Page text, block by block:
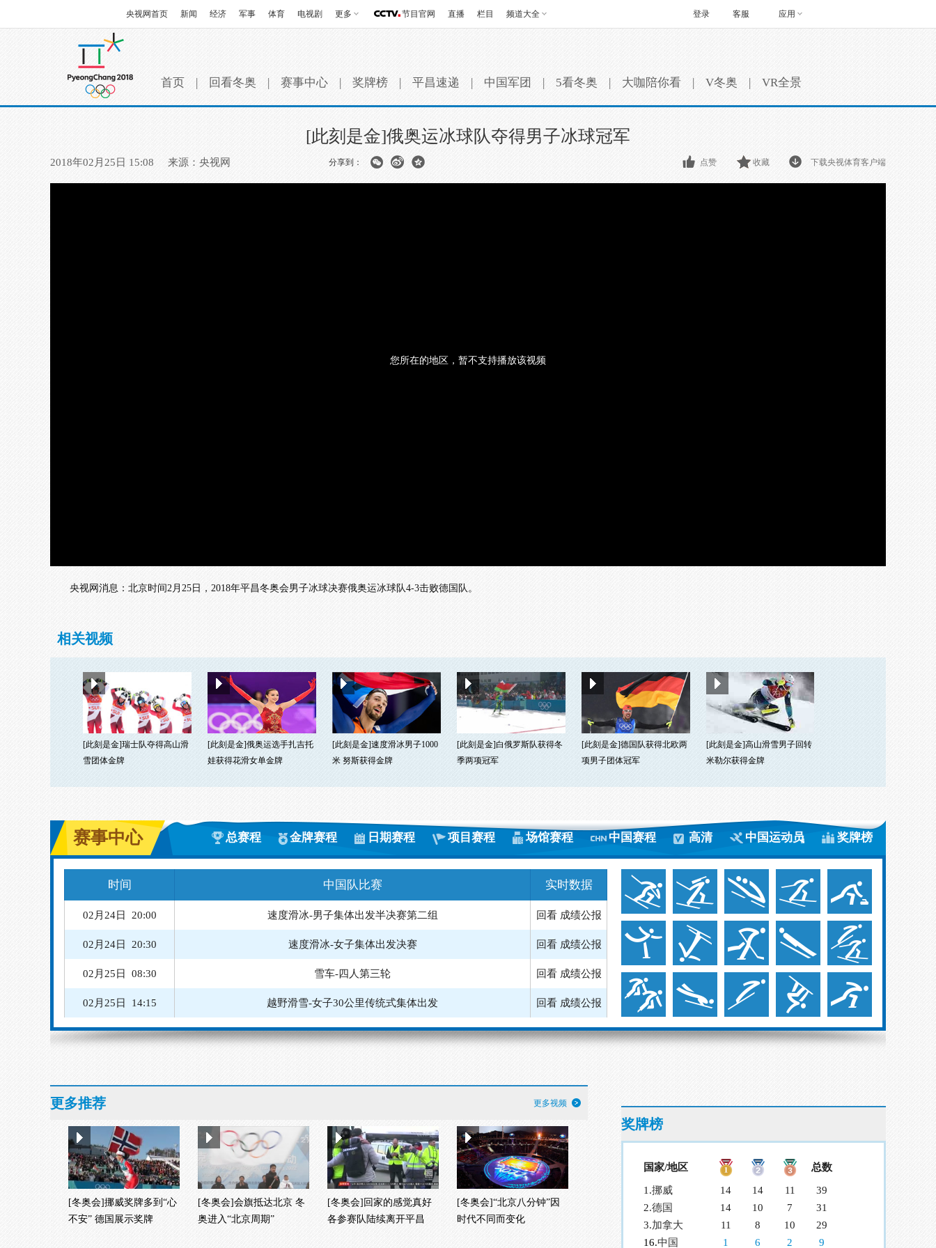
央视网首页 新闻 经济 军事 体育 电视剧 更多 节目官网 直播 栏目 频道大全 客服 应用
登录
首页 | 回看冬奥 | 赛事中心 | 奖牌榜 | 平昌速递 | 中国军团 | 5看冬奥 | 大咖陪你看 | V冬奥 | VR全景
[此刻是金]俄奥运冰球队夺得男子冰球冠军
2018年02月25日 15:08 来源：央视网 分享到： 下载央视体育客户端
收藏
点赞
您所在的地区，暂不支持播放该视频
央视网消息：北京时间2月25日，2018年平昌冬奥会男子冰球决赛俄奥运冰球队4-3击败德国队。
相关视频
[此刻是金]瑞士队夺得高山滑
雪团体金牌
[此刻是金]俄奥运选手扎吉托
娃获得花滑女单金牌
[此刻是金]速度滑冰男子1000
米 努斯获得金牌
[此刻是金]白俄罗斯队获得冬
季两项冠军
[此刻是金]德国队获得北欧两
项男子团体冠军
[此刻是金]高山滑雪男子回转
米勒尔获得金牌
赛事中心 总赛程 金牌赛程 日期赛程 项目赛程 场馆赛程 中国赛程 高清 中国运动员 奖牌榜
时间 中国队比赛 实时数据
02月24日 20:00 速度滑冰-男子集体出发半决赛第二组 回看 成绩公报
02月24日 20:30 速度滑冰-女子集体出发决赛 回看 成绩公报
02月25日 08:30 雪车-四人第三轮 回看 成绩公报
02月25日 14:15 越野滑雪-女子30公里传统式集体出发 回看 成绩公报
02月24日 10:07 雪车-四人第二轮 回看 成绩公报
更多推荐 更多视频
[冬奥会]挪威奖牌多到“心
不安” 德国展示奖牌
[冬奥会]会旗抵达北京 冬
奥进入“北京周期”
[冬奥会]回家的感觉真好
各参赛队陆续离开平昌
[冬奥会]“北京八分钟”因
时代不同而变化
奖牌榜
国家/地区 总数
1.挪威 14 14 11
39
2.德国 14 10 7
31
3.加拿大 11 8 10
29
16.中国 1 6 2 9